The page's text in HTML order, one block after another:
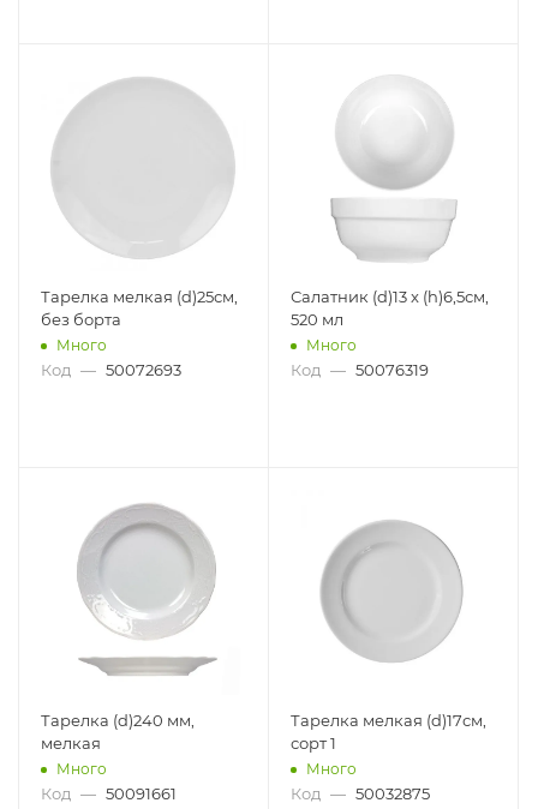
Тарелка мелкая (d)25см,
без борта
Много
Код — 50072693
Салатник (d)13 x (h)6,5см,
520 мл
Много
Код — 50076319
Тарелка (d)240 мм,
мелкая
Много
Код — 50091661
Тарелка мелкая (d)17см,
сорт 1
Много
Код — 50032875